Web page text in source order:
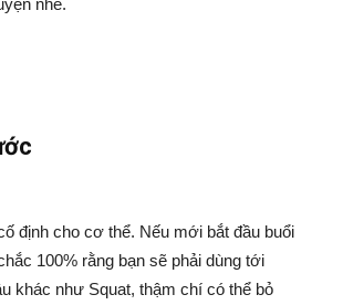
nhé.
định cho cơ thể. Nếu mới bắt đầu buổi
100% rằng bạn sẽ phải dùng tới
khác như Squat, thậm chí có thể bỏ